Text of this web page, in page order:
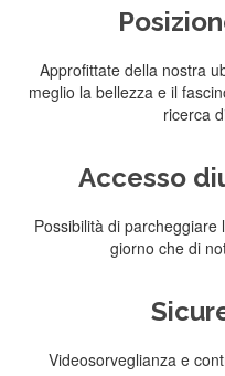
Approfittate della nostra
meglio la bellezza e il
ricerca
Accesso
Possibilità di
giorno che di
Videosorveglianza e